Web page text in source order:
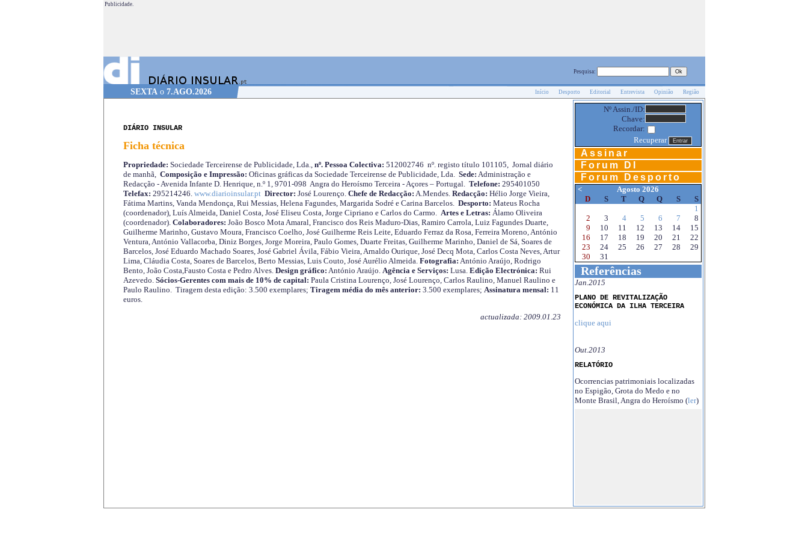
Publicidade.
Pesquisa:
SEXTAo 7.AGO.2026 Início Desporto Editorial Entrevista Opinião Região
DIÁRIO INSULAR
Ficha técnica
Propriedade: Sociedade Terceirense de Publicidade, Lda.,nº. Pessoa Colectiva: 512002746 nº. registo título 101105, Jornal diário
de manhã, Composição e Impressão: Oficinas gráficas da Sociedade Terceirense de Publicidade, Lda. Sede: Administração e
Redacção - Avenida Infante D. Henrique, n.º 1, 9701-098 Angra do Heroísmo Terceira - Açores – Portugal. Telefone: 295401050
Telefax: 295214246. www.diarioinsular.pt Director: José Lourenço. Chefe de Redacção: A.Mendes. Redacção: Hélio Jorge Vieira,
Fátima Martins, Vanda Mendonça, Rui Messias, Helena Fagundes, Margarida Sodré e Carina Barcelos. Desporto: Mateus Rocha
(coordenador), Luís Almeida, Daniel Costa, José Eliseu Costa, Jorge Cipriano e Carlos do Carmo. Artes e Letras: Álamo Oliveira
(coordenador). Colaboradores: João Bosco Mota Amaral, Francisco dos Reis Maduro-Dias, Ramiro Carrola, Luiz Fagundes Duarte,
Guilherme Marinho, Gustavo Moura, Francisco Coelho, José Guilherme Reis Leite, Eduardo Ferraz da Rosa, Ferreira Moreno, António
Ventura, António Vallacorba, Diniz Borges, Jorge Moreira, Paulo Gomes, Duarte Freitas, Guilherme Marinho, Daniel de Sá, Soares de
Barcelos, José Eduardo Machado Soares, José Gabriel Ávila, Fábio Vieira, Arnaldo Ourique, José Decq Mota, Carlos Costa Neves, Artur
Lima, Cláudia Costa, Soares de Barcelos, Berto Messias, Luis Couto, José Aurélio Almeida. Fotografia: António Araújo, Rodrigo
Bento, João Costa,Fausto Costa e Pedro Alves. Design gráfico: António Araújo. Agência e Serviços: Lusa. Edição Electrónica: Rui
Azevedo. Sócios-Gerentes com mais de 10% de capital: Paula Cristina Lourenço, José Lourenço, Carlos Raulino, Manuel Raulino e
Paulo Raulino. Tiragem desta edição: 3.500 exemplares; Tiragem média do mês anterior: 3.500 exemplares; Assinatura mensal: 11
euros.
actualizada: 2009.01.23
Nº Assin./ID:
Chave:
Recordar:
Recuperar
Assinar
Forum DI
Forum Desporto
<
Agosto 2026
D
S T Q Q S
S
1
2
3 4 5 6 7
8
9
10 11 12 13 14
15
16
17 18 19 20 21
22
23
24 25 26 27 28
29
30
31
Referências
Jan.2015
PLANO DE REVITALIZAÇÃO
ECONÓMICA DA ILHA TERCEIRA
clique aqui
Out.2013
RELATÓRIO
Ocorrencias patrimoniais localizadas
no Espigão, Grota do Medo e no
Monte Brasil, Angra do Heroísmo (ler)